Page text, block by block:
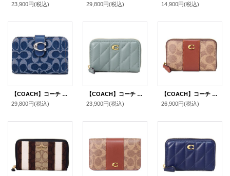
23,900円(税込)
29,800円(税込)
14,900円(税込)
【COACH】コーチ 財布 デニム レザー シグネチャー タビー ロゴ コンパクト ウォレット 二つ折り財布 ディープブルーマルチ（日本未発売）
29,800円(税込)
【COACH】コーチ カードケース レザー キルティング ピロー ロゴ スモール ジップ アラウンド スクエア スリム コインケース セージ（日本未発売）
23,900円(税込)
【COACH】コーチ カードケース コーティングキャンバス レザー シグネチャー エッセンシャル スモール ジップ アラウンド スクエア スリム コインケース タンキャラメル（日本未発売）
26,900円(税込)